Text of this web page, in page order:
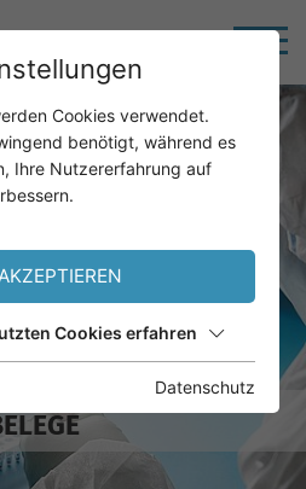
Cookies verwendet.
benötigt, während es
Ihre Nutzererfahrung auf
Cookies erfahren
Datenschutz